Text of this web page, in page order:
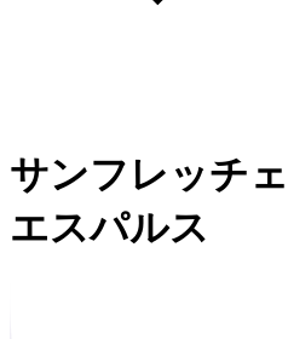
サンフレッチ
エスパルス